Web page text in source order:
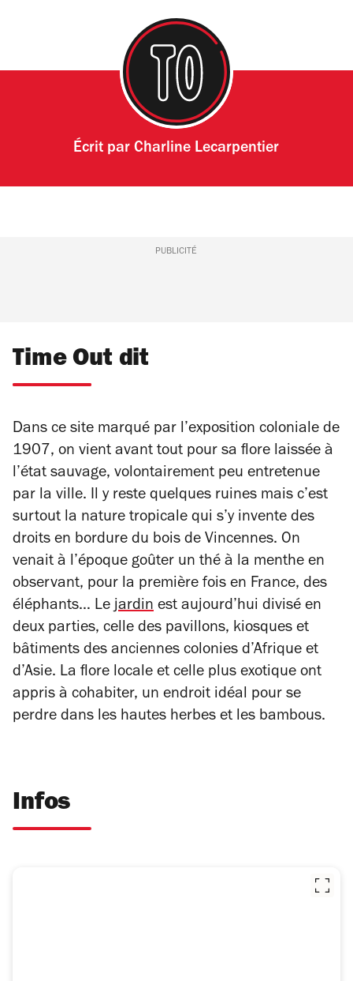
Écrit parCharline Lecarpentier
PUBLICITÉ
Time Out dit
Dans ce site marqué par l’exposition coloniale de
1907, on vient avant tout pour sa flore laissée à
l’état sauvage, volontairement peu entretenue
par la ville. Il y reste quelques ruines mais c’est
surtout la nature tropicale qui s’y invente des
droits en bordure du bois de Vincennes. On
venait à l’époque goûter un thé à la menthe en
observant, pour la première fois en France, des
éléphants… Lejardin est aujourd’hui divisé en
deux parties, celle des pavillons, kiosques et
bâtiments des anciennes colonies d’Afrique et
d’Asie. La flore locale et celle plus exotique ont
appris à cohabiter, un endroit idéal pour se
perdre dans les hautes herbes et les bambous.
Infos